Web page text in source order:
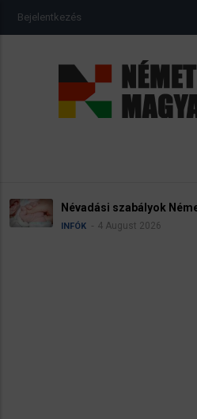
USER
ACCOUNT
Bejelentkezés
Névadási szabályok
INFÓK 4 August 2026